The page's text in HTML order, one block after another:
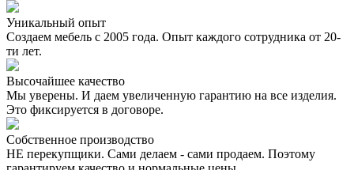
Уникальный опыт
Создаем мебель с 2005 года. Опыт каждого сотрудника от 20-
ти лет.
Высочайшее качество
Мы уверены. И даем увеличенную гарантию на все изделия.
Это фиксируется в договоре.
Собственное производство
НЕ перекупщики. Сами делаем - сами продаем. Поэтому